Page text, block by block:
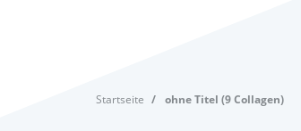
Startseite ohne Titel (9 Collagen)